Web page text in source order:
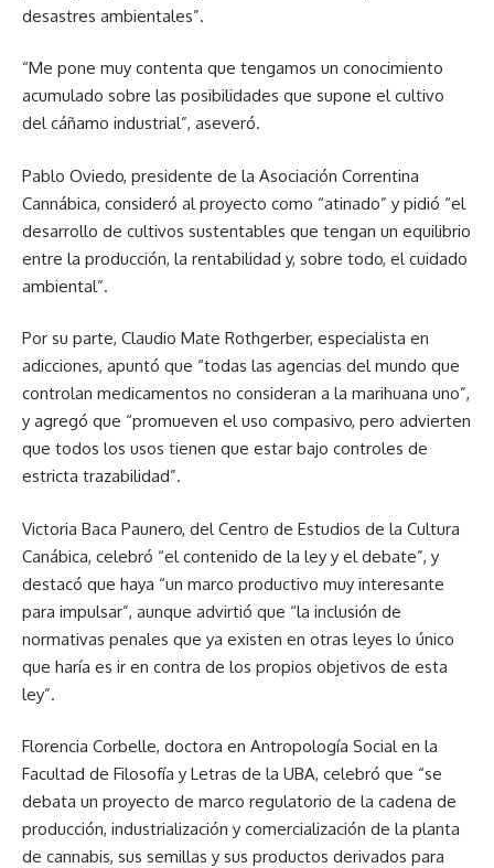
desastres ambientales”.
“Me pone muy contenta que tengamos un conocimiento
acumulado sobre las posibilidades que supone el cultivo
del cáñamo industrial”, aseveró.
Pablo Oviedo, presidente de la Asociación Correntina
Cannábica, consideró al proyecto como “atinado” y pidió “el
desarrollo de cultivos sustentables que tengan un equilibrio
entre la producción, la rentabilidad y, sobre todo, el cuidado
ambiental”.
Por su parte, Claudio Mate Rothgerber, especialista en
adicciones, apuntó que “todas las agencias del mundo que
controlan medicamentos no consideran a la marihuana uno”,
y agregó que “promueven el uso compasivo, pero advierten
que todos los usos tienen que estar bajo controles de
estricta trazabilidad”.
Victoria Baca Paunero, del Centro de Estudios de la Cultura
Canábica, celebró “el contenido de la ley y el debate”, y
destacó que haya “un marco productivo muy interesante
para impulsar”, aunque advirtió que “la inclusión de
normativas penales que ya existen en otras leyes lo único
que haría es ir en contra de los propios objetivos de esta
ley”.
Florencia Corbelle, doctora en Antropología Social en la
Facultad de Filosofía y Letras de la UBA, celebró que “se
debata un proyecto de marco regulatorio de la cadena de
producción, industrialización y comercialización de la planta
de cannabis, sus semillas y sus productos derivados para